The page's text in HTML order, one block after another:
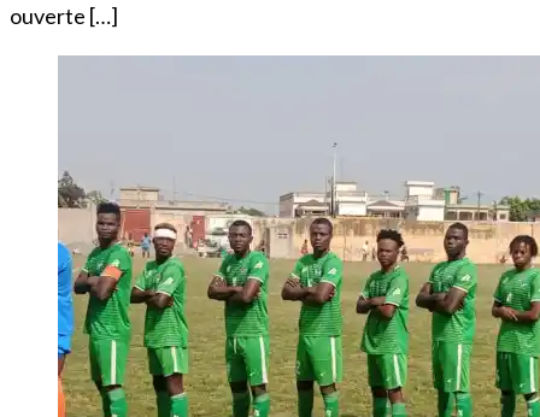
ouverte […]